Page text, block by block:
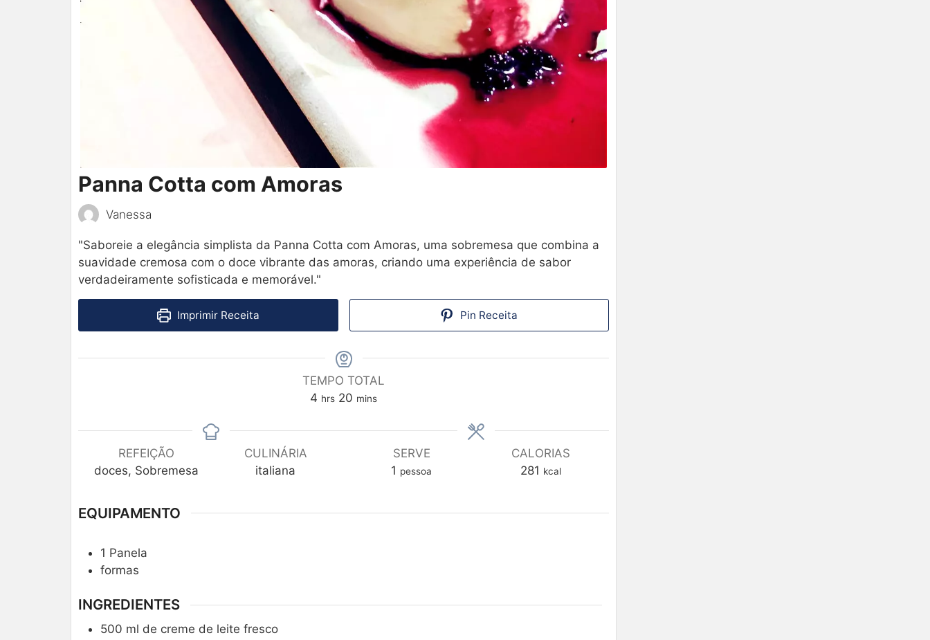
Panna Cotta com Amoras
Vanessa
"Saboreie a elegância simplista da Panna Cotta com Amoras, uma sobremesa que combina a
suavidade cremosa com o doce vibrante das amoras, criando uma experiência de sabor
verdadeiramente sofisticada e memorável."
Imprimir Receita Pin Receita
TEMPO TOTAL
4 hrs 20 mins
REFEIÇÃO
doces, Sobremesa
CULINÁRIA
italiana
SERVE
1 pessoa
CALORIAS
281 kcal
EQUIPAMENTO
1 Panela
formas
INGREDIENTES
500 ml de creme de leite fresco